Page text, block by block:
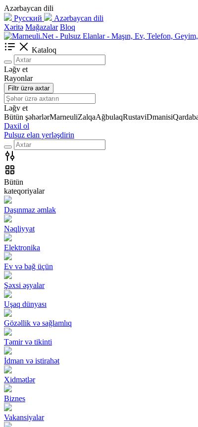
Azərbaycan dili
Русский
Azərbaycan dili
Xəritə Mağazalar Bloq
Kataloq
Ləğv et
Rayonlar
Filtr üzrə axtar
Ləğv et
Bütün şəhərlərMarneuliZalqaAğbulaqRustaviDmanisi
Daxil ol
Pulsuz elan yerləşdirin
Bütün
kateqoriyalar
Daşınmaz əmlak
Nəqliyyat
Elektronika
Ev və bağ üçün
Şəxsi əşyalar
Uşaq dünyası
Gözəllik və sağlamlıq
Təmir və tikinti
İdman və istirahət
Xidmətlər
Biznes
Vakansiyalar